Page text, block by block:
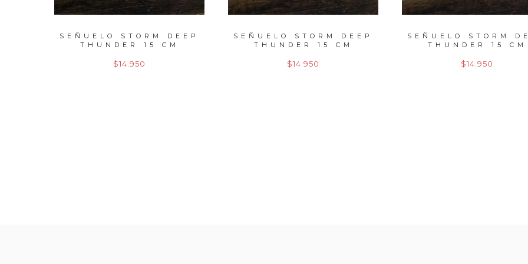
SEÑUELO STORM DEEP
THUNDER 15 CM
$14.950
SEÑUELO STORM DEEP
THUNDER 15 CM
$14.950
SEÑUELO STORM
THUNDER 15 CM
$14.950